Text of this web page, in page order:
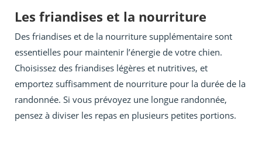
Les friandises et la nourriture
Des friandises et de la nourriture supplémentaire sont
essentielles pour maintenir l’énergie de votre chien.
Choisissez des friandises légères et nutritives, et
emportez suffisamment de nourriture pour la durée de la
randonnée. Si vous prévoyez une longue randonnée,
pensez à diviser les repas en plusieurs petites portions.